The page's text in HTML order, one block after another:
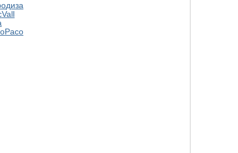
диза
Vall
Paco